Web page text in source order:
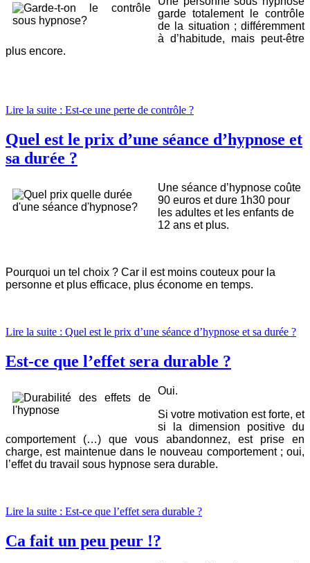
garde totalement le contrôle
de la situation ; différemment
à d’habitude, mais peut-être
plus encore.
Lire la suite : Est-ce une perte de contrôle ?
Quel est le prix d’une séance d’hypnose et
sa durée ?
Une séance d’hypnose coûte
90 euros et dure 1h30 pour
les adultes et les enfants de
12 ans et plus.
Pourquoi un tel choix ? Car il est moins couteux pour la
personne et plus efficace, plus économe en temps.
Lire la suite : Quel est le prix d’une séance d’hypnose et sa durée ?
Est-ce que l’effet sera durable ?
Oui.
Si votre motivation est forte, et
si la dimension positive du
comportement (…) que vous abandonnez, est prise en
charge, est maintenue dans le nouveau comportement ; oui,
l’effet du travail sous hypnose sera durable.
Lire la suite : Est-ce que l’effet sera durable ?
Ca fait un peu peur !?